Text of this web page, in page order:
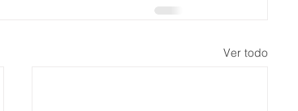
Ver todo